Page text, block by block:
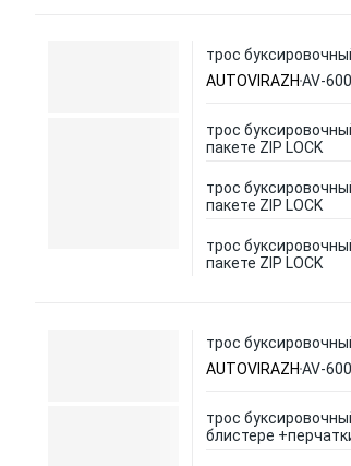
трос
AUTOVIRAZH AV-
трос
пакете ZIP LOCK
трос
пакете ZIP LOCK
трос
пакете ZIP LOCK
трос
AUTOVIRAZH AV-
трос
блистере